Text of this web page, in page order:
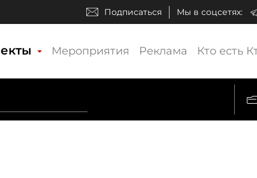
Подписаться Мы в соцсетях:
Мероприятия Реклама Кто есть